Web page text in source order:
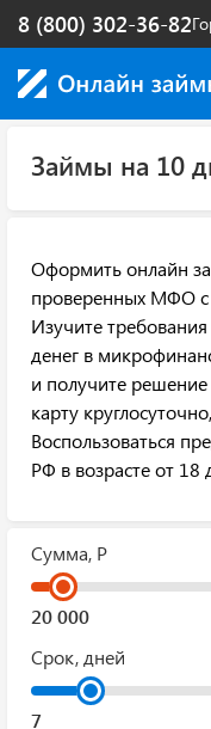
8 (800) 302-36-82
Займы на 10
Оформить онлайн
проверенных МФО с
Изучите
денег в
и получите решение
карту
Воспользоваться
РФ в возрасте от 18
Сумма, Р
Срок, дней